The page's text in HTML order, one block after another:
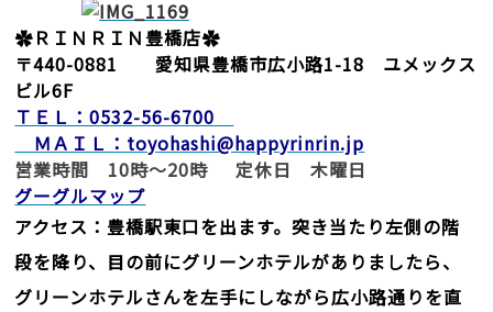
✿ＲＩＮＲＩＮ豊橋店✿
〒440-0881 愛知県豊橋市広小路1-18 ユメックス
ビル6F
ＴＥＬ：0532-56-6700
ＭＡＩＬ：toyohashi@happyrinrin.jp
営業時間 10時～20時 定休日 木曜日
グーグルマップ
アクセス：豊橋駅東口を出ます。突き当たり左側の階
段を降り、目の前にグリーンホテルがありましたら、
グリーンホテルさんを左手にしながら広小路通りを直